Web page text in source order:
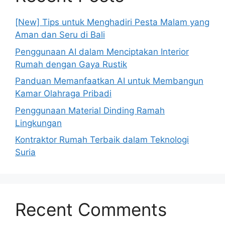
[New] Tips untuk Menghadiri Pesta Malam yang
Aman dan Seru di Bali
Penggunaan AI dalam Menciptakan Interior
Rumah dengan Gaya Rustik
Panduan Memanfaatkan AI untuk Membangun
Kamar Olahraga Pribadi
Penggunaan Material Dinding Ramah
Lingkungan
Kontraktor Rumah Terbaik dalam Teknologi
Suria
Recent Comments